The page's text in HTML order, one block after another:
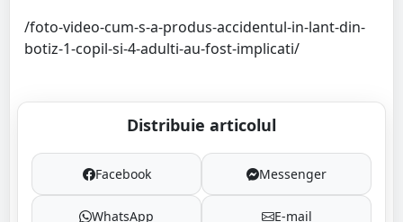
/foto-video-cum-s-a-produs-accidentul-in-lant-din-
botiz-1-copil-si-4-adulti-au-fost-implicati/
Distribuie articolul
Facebook Messenger
WhatsApp E-mail